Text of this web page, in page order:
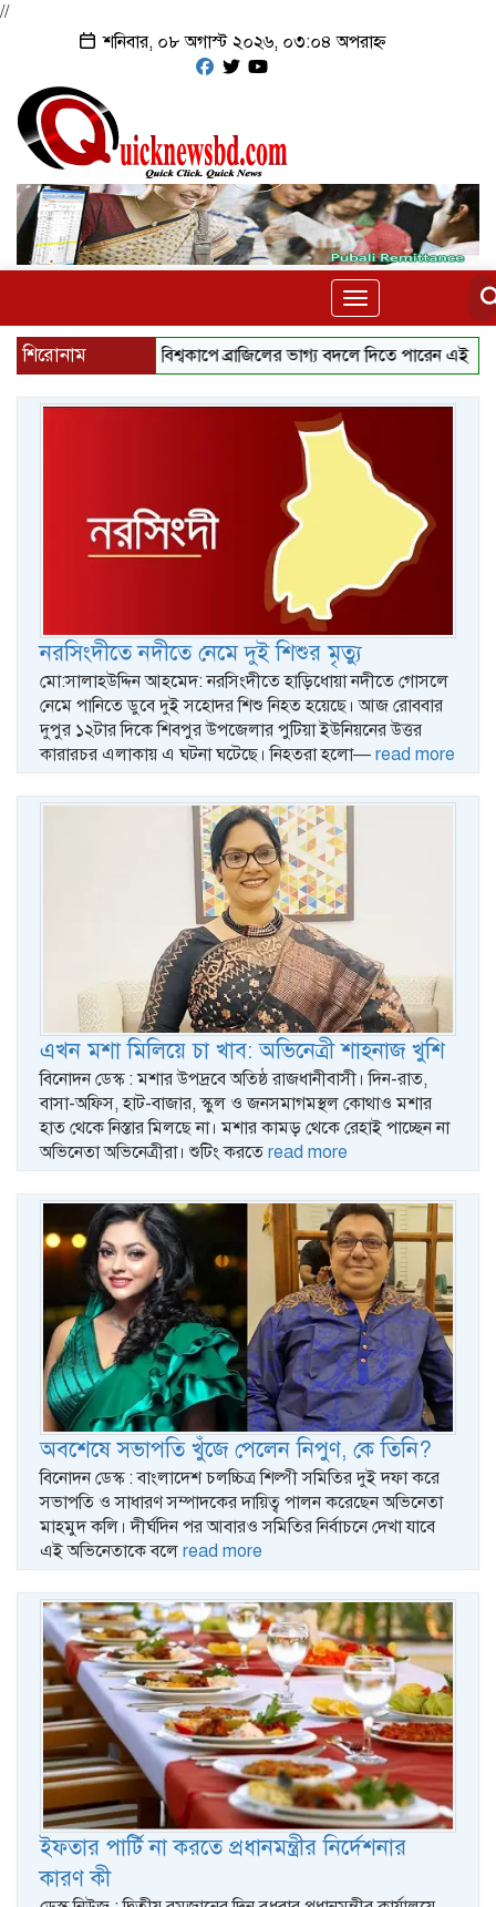
//
শনিবার, ০৮ অগাস্ট ২০২৬, ০৩:০৪ অপরাহ্ন
Toggle
navigation
শিরোনাম
২০৩০ বিশ্বকাপে ব্রাজিলের ভাগ্য বদলে দিতে পারেন এই ১০ তরুণ
নরসিংদীতে নদীতে নেমে দুই শিশুর মৃত্যু
মো:সালাহউদ্দিন আহমেদ: নরসিংদীতে হাড়িধোয়া নদীতে গোসলে
নেমে পানিতে ডুবে দুই সহোদর শিশু নিহত হয়েছে। আজ রোববার
দুপুর ১২টার দিকে শিবপুর উপজেলার পুটিয়া ইউনিয়নের উত্তর
কারারচর এলাকায় এ ঘটনা ঘটেছে। নিহতরা হলো— read more
এখন মশা মিলিয়ে চা খাব: অভিনেত্রী শাহনাজ খুশি
বিনোদন ডেস্ক : মশার উপদ্রবে অতিষ্ঠ রাজধানীবাসী। দিন-রাত,
বাসা-অফিস, হাট-বাজার, স্কুল ও জনসমাগমস্থল কোথাও মশার
হাত থেকে নিস্তার মিলছে না। মশার কামড় থেকে রেহাই পাচ্ছেন না
অভিনেতা অভিনেত্রীরা। শুটিং করতে read more
অবশেষে সভাপতি খুঁজে পেলেন নিপুণ, কে তিনি?
বিনোদন ডেস্ক : বাংলাদেশ চলচ্চিত্র শিল্পী সমিতির দুই দফা করে
সভাপতি ও সাধারণ সম্পাদকের দায়িত্ব পালন করেছেন অভিনেতা
মাহমুদ কলি। দীর্ঘদিন পর আবারও সমিতির নির্বাচনে দেখা যাবে
এই অভিনেতাকে বলে read more
ইফতার পার্টি না করতে প্রধানমন্ত্রীর নির্দেশনার
কারণ কী